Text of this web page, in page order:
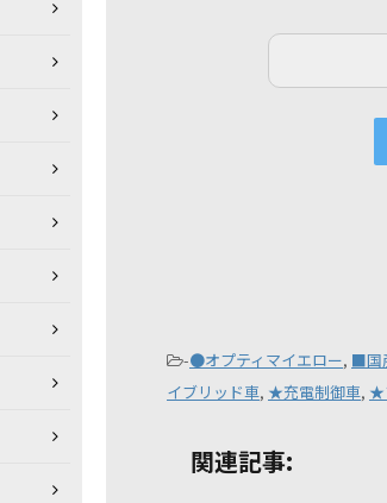
-●オプティマイエロー, ■国
イブリッド車, ★充電制御車, ★
関連記事: